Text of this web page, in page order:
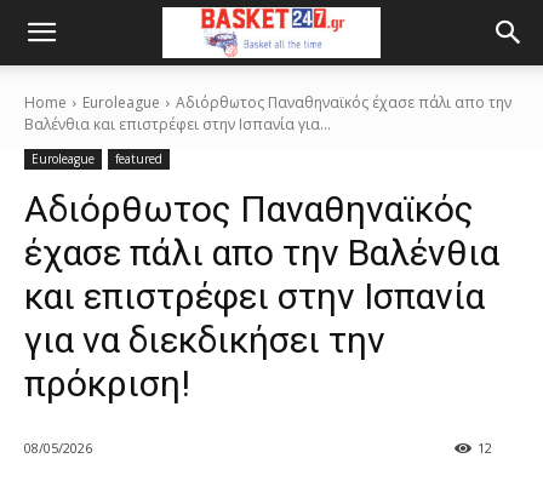
Home Euroleague
Αδιόρθωτος Παναθηναϊκός έχασε πάλι απο την
Βαλένθια και επιστρέφει στην Ισπανία για...
Euroleague featured
Αδιόρθωτος Παναθηναϊκός
έχασε πάλι απο την Βαλένθια
και επιστρέφει στην Ισπανία
για να διεκδικήσει την
πρόκριση!
08/05/2026 12